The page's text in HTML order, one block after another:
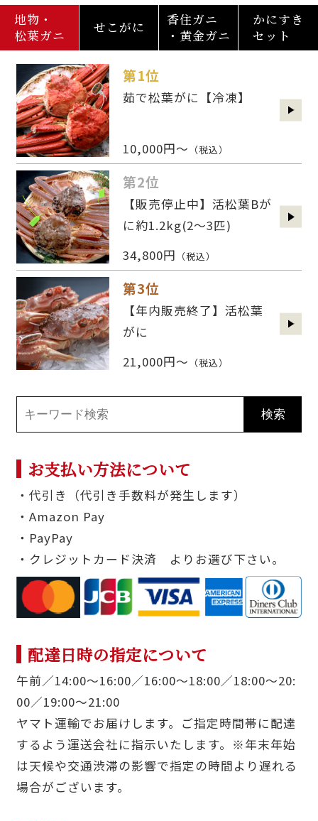
地物・
松葉ガニ
せこがに
香住ガニ
・黄金ガニ
かにすき
セット
第1位
茹で松葉がに【冷凍】
10,000円～ （税込）
第2位
【販売停止中】活松葉Bが
に約1.2kg(2〜3匹)
34,800円 （税込）
第3位
【年内販売終了】活松葉
がに
21,000円～ （税込）
お支払い方法について
・代引き（代引き手数料が発生します）
・Amazon Pay
・PayPay
・クレジットカード決済 よりお選び下さい。
配達日時の指定について
午前／14:00〜16:00／16:00〜18:00／18:00〜20:
00／19:00〜21:00
ヤマト運輸でお届けします。ご指定時間帯に配達
するよう運送会社に指示いたします。※年末年始
は天候や交通渋滞の影響で指定の時間より遅れる
場合がございます。